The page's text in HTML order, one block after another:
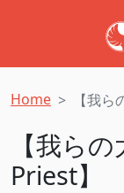
Home 【我
【我ら
Priest】